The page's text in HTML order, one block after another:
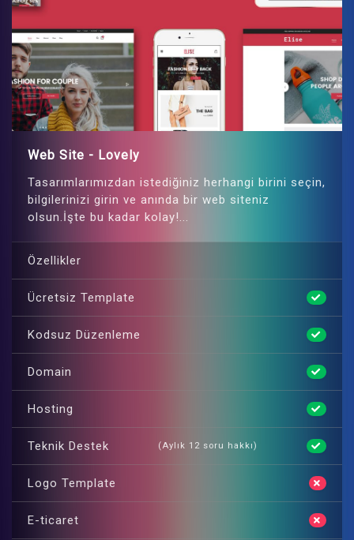
Web Site - Lovely
Tasarımlarımızdan istediğiniz herhangi birini seçin,
bilgilerinizi girin ve anında bir web siteniz
olsun.İşte bu kadar kolay!...
Özellikler
Ücretsiz Template
Kodsuz Düzenleme
Domain
Hosting
Teknik Destek (Aylık 12 soru hakkı)
Logo Template
E-ticaret